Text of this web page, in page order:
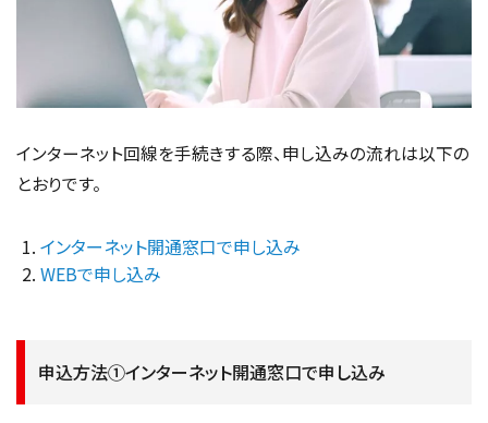
インターネット回線を手続きする際、申し込みの流れは以下の
とおりです。
インターネット開通窓口で申し込み
WEBで申し込み
申込方法①インターネット開通窓口で申し込み